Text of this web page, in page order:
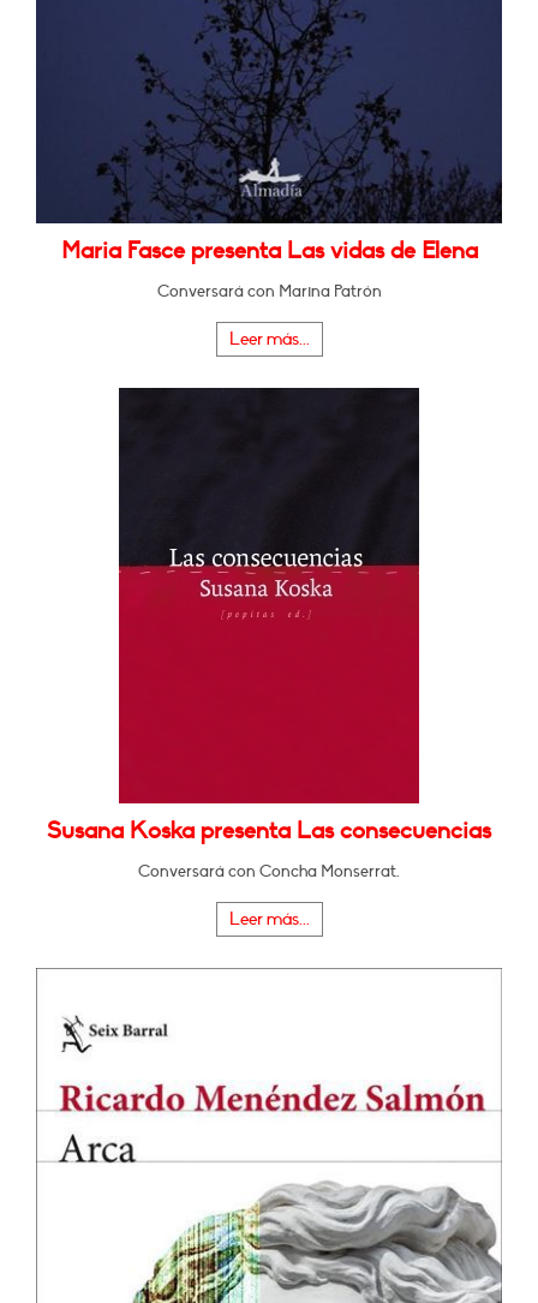
Maria Fasce presenta Las vidas de Elena
Conversará con Marina Patrón
Leer más...
Susana Koska presenta Las consecuencias
Conversará con Concha Monserrat.
Leer más...